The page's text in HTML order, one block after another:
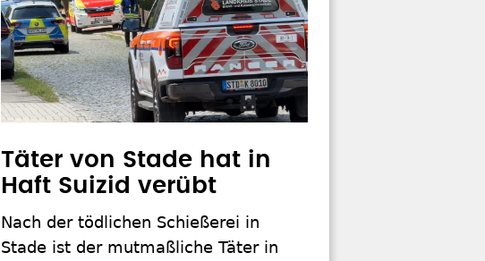
Täter von Stade hat in
Haft Suizid verübt
Nach der tödlichen Schießerei in
Stade ist der mutmaßliche Täter in